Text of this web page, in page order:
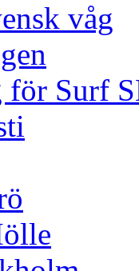
våg
för Surf